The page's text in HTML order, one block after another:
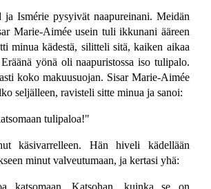
ja Ismérie pysyivät naapureinani. Meidän
Marie-Aimée usein tuli ikkunani ääreen
minua kädestä, silitteli sitä, kaiken aikaa
yönä oli naapuristossa iso tulipalo.
koko makuusuojan. Sisar Marie-Aimée
seljälleen, ravisteli sitte minua ja sanoi:
tulipaloa!"
käsivarrelleen. Hän hiveli kädellään
minut valveutumaan, ja kertasi yhä:
katsomaan. Katsohan, kuinka se on